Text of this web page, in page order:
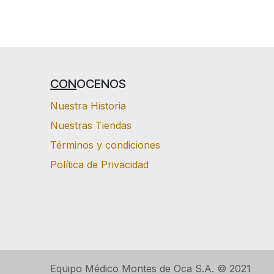
CONOCENOS
Nuestra Historia
Nuestras Tiendas
Términos y condiciones
Política de Privacidad
Equipo Médico Montes de Oca S.A. © 2021